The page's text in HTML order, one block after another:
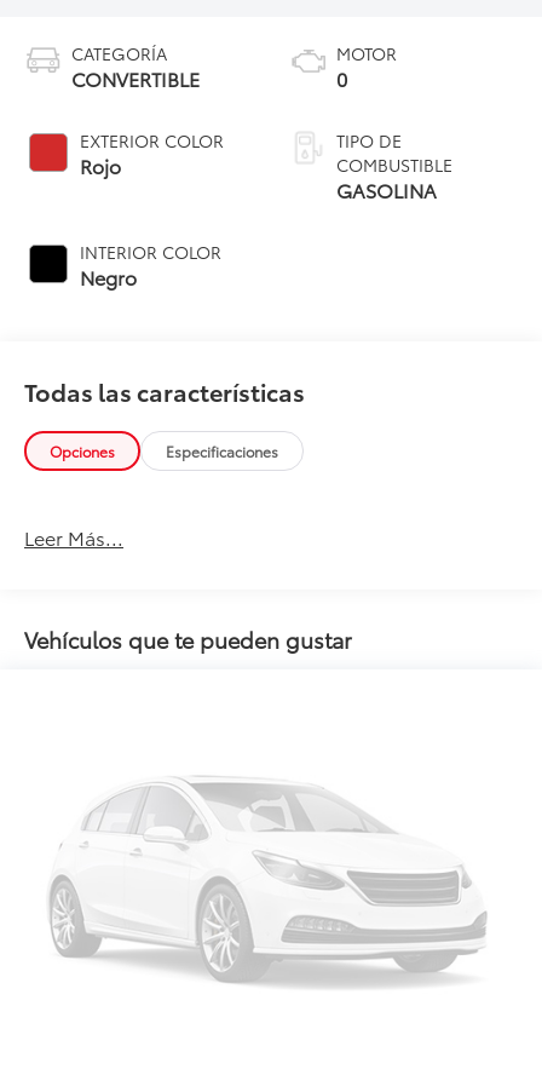
CATEGORÍA
CONVERTIBLE
EXTERIOR COLOR
Rojo
INTERIOR COLOR
Negro
MOTOR
0
TIPO DE
COMBUSTIBLE
GASOLINA
Todas las características
Opciones Especificaciones
Leer Más...
Vehículos que te pueden gustar